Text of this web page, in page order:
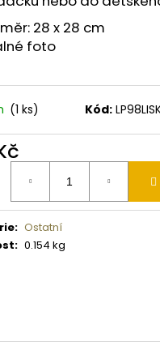
28 x 28 cm
foto
(1 ks) Kód:
: Ostatní
: 0.154 kg
KAL. .9 MM